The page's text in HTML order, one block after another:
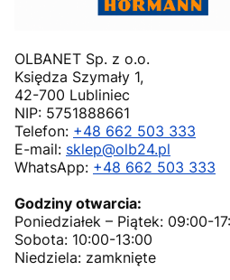
OLBANET Sp. z o.o.
Księdza Szymały 1,
42-700 Lubliniec
NIP: 5751888661
Telefon: +48 662 503 333
E-mail: sklep@olb24.pl
WhatsApp: +48 662 503 333
Godziny otwarcia:
Poniedziałek – Piątek: 09:00-
Sobota: 10:00-13:00
Niedziela: zamknięte